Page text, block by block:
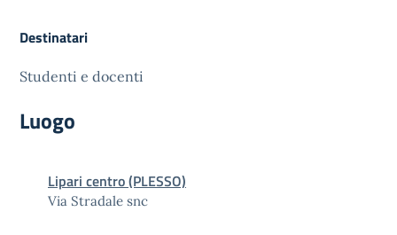
Destinatari
Studenti e docenti
Luogo
Lipari centro (PLESSO)
Via Stradale snc